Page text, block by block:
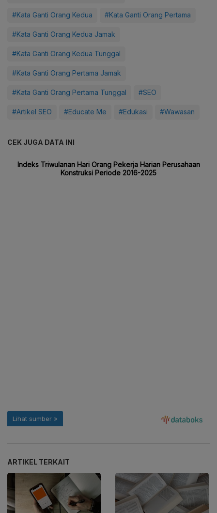
#Kata Ganti Orang Kedua #Kata Ganti Orang Pertama
#Kata Ganti Orang Kedua Jamak
#Kata Ganti Orang Kedua Tunggal
#Kata Ganti Orang Pertama Jamak
#Kata Ganti Orang Pertama Tunggal #SEO
#Artikel SEO #Educate Me #Edukasi #Wawasan
CEK JUGA DATA INI
ARTIKEL TERKAIT